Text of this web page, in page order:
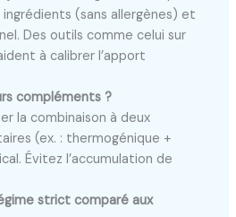
(sans allergènes) et
Des outils comme celui sur
à calibrer l’apport
compléments ?
la combinaison à deux
(ex. : thermogénique +
Évitez l’accumulation de
strict comparé aux